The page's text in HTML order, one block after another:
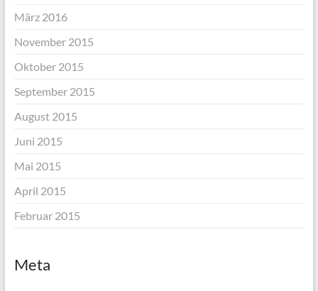
März 2016
November 2015
Oktober 2015
September 2015
August 2015
Juni 2015
Mai 2015
April 2015
Februar 2015
Meta